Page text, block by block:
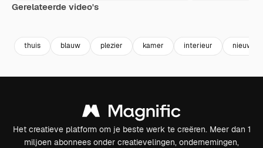
Gerelateerde video's
thuis blauw plezier kamer interieur nieuw
Het creatieve platform om je beste werk te creëren. Meer dan 1
miljoen abonnees onder creatievelingen, ondernemingen,